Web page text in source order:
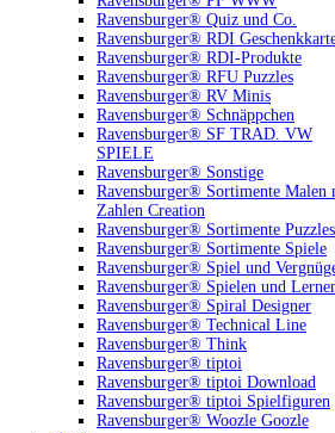
Ravensburger® Quiz und Co.
Ravensburger® RDI
Ravensburger® RDI-Produkte
Ravensburger® RFU Puzzles
Ravensburger® RV Minis
Ravensburger® Schnäppchen
Ravensburger® SF TRAD. VW
SPIELE
Ravensburger® Sonstige
Ravensburger® Sortimente Malen
Zahlen Creation
Ravensburger® Sortimente Puzzles
Ravensburger® Sortimente Spiele
Ravensburger® Spiel und
Ravensburger® Spielen und
Ravensburger® Spiral Designer
Ravensburger® Technical Line
Ravensburger® Think
Ravensburger® tiptoi
Ravensburger® tiptoi Download
Ravensburger® tiptoi Spielfiguren
Ravensburger® Woozle Goozle